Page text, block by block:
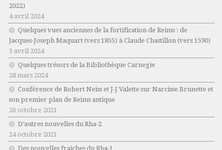
2022)
4 avril 2024
Quelques vues anciennes de la fortification de Reims : de
Jacques-Joseph Maquart (vers 1855) à Claude Chastillon (vers 1590)
3 avril 2024
Quelques trésors de la Bibliothèque Carnegie
28 mars 2024
Conférence de Robert Neiss et J-J Valette sur Narcisse Brunette et
son premier plan de Reims antique
26 octobre 2021
D’autres nouvelles du Rha-2
24 octobre 2021
Des nouvelles fraiches du Rha-1